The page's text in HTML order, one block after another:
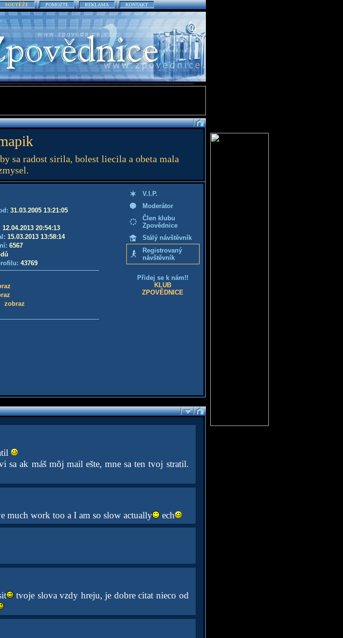
SOUTĚŽE POMOZTE REKLAMA KONTAKT
sa radost sirila, bolest liecila a obeta mala
31.03.2005 13:21:05
12.04.2013 20:54:13
15.03.2013 13:58:14
6567
43769
zobraz
V.I.P.
Moderátor
Člen klubu
Zpovědnice
Stálý návštěvník
Registrovaný
návštěvník
Přidej se k nám!!
KLUB
ZPOVĚDNICE
sa ak máš môj mail ešte, mne sa ten tvoj stratil.
much work too a I am so slow actually ech
tvoje slova vzdy hreju, je dobre citat nieco od